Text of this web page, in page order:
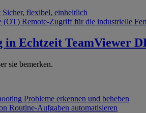
Sicher, flexibel, einheitlich
(OT) Remote-Zugriff für die industrielle
in Echtzeit TeamViewer
sie bemerken.
Probleme erkennen und beheben
Routine-Aufgaben automatisieren